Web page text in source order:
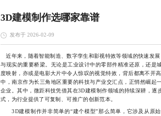
3D建模制作选哪家靠谱
发布于 2026-02-09
近年来，随着智能制造、数字孪生和影视特效等领域的快速发展
与现实的重要桥梁。无论是工业设计中的零部件精准还原，还是
度映射，亦或是电影大片中令人惊叹的视觉特效，背后都离不开
中，南京作为长三角地区重要的科技与产业交汇点，正悄然崛起
企业。其中，微距科技凭借其在3D建模制作领域的持续深耕，逐
式，为行业提供了可复制、可推广的创新范本。
3D建模制作并非简单的“建个模型”那么简单，它涉及从原始